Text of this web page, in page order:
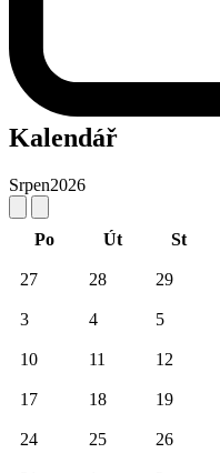
Kalendář
Srpen2026
Po Út St
27 28 29
3 4 5
10 11 12
17 18 19
24 25 26